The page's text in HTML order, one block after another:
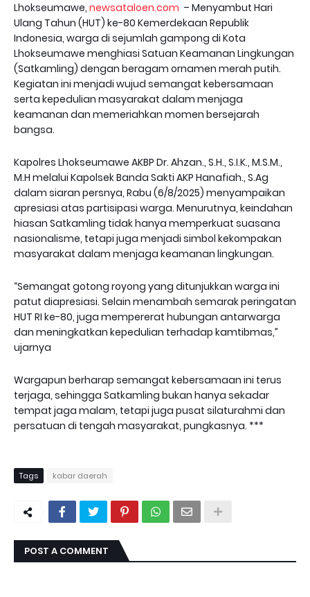
Lhokseumawe, newsataloen.com – Menyambut Hari
Ulang Tahun (HUT) ke-80 Kemerdekaan Republik
Indonesia, warga di sejumlah gampong di Kota
Lhokseumawe menghiasi Satuan Keamanan Lingkungan
(Satkamling) dengan beragam ornamen merah putih.
Kegiatan ini menjadi wujud semangat kebersamaan
serta kepedulian masyarakat dalam menjaga
keamanan dan memeriahkan momen bersejarah
bangsa.
Kapolres Lhokseumawe AKBP Dr. Ahzan., S.H., S.I.K., M.S.M.,
M.H melalui Kapolsek Banda Sakti AKP Hanafiah., S.Ag
dalam siaran persnya, Rabu (6/8/2025) menyampaikan
apresiasi atas partisipasi warga. Menurutnya, keindahan
hiasan Satkamling tidak hanya memperkuat suasana
nasionalisme, tetapi juga menjadi simbol kekompakan
masyarakat dalam menjaga keamanan lingkungan.
“Semangat gotong royong yang ditunjukkan warga ini
patut diapresiasi. Selain menambah semarak peringatan
HUT RI ke-80, juga mempererat hubungan antarwarga
dan meningkatkan kepedulian terhadap kamtibmas,”
ujarnya
Wargapun berharap semangat kebersamaan ini terus
terjaga, sehingga Satkamling bukan hanya sekadar
tempat jaga malam, tetapi juga pusat silaturahmi dan
persatuan di tengah masyarakat, pungkasnya. ***
Tags kabar daerah
POST A COMMENT